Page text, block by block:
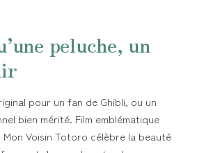
peluche, un
pour un fan de Ghibli, ou un
bien mérité. Film emblématique
Mon Voisin Totoro célèbre la beauté